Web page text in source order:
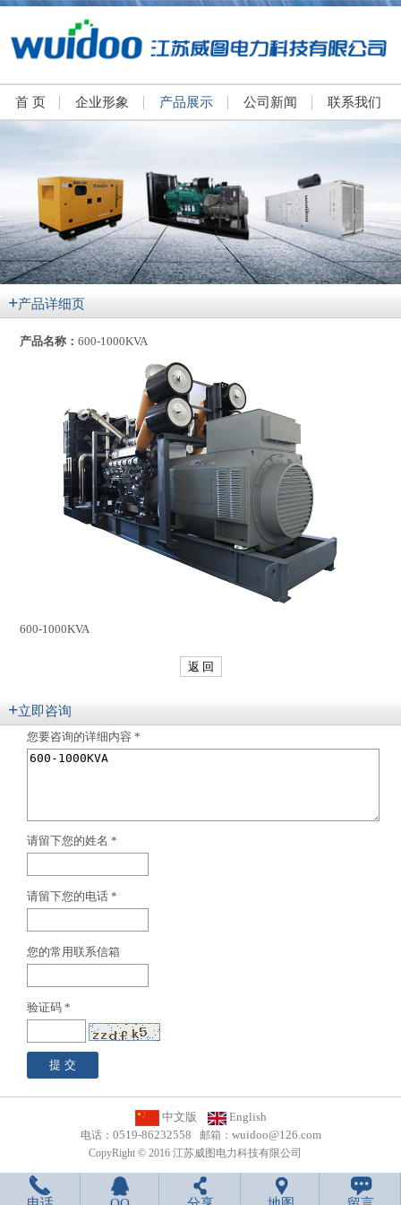
首 页 企业形象 产品展示 公司新闻 联系我们
+产品详细页
产品名称：600-1000KVA
600-1000KVA
返 回
+立即咨询
您要咨询的详细内容 *
请留下您的姓名 *
请留下您的电话 *
您的常用联系信箱
验证码 *
中文版 English
电话： 0519-86232558 邮箱： wuidoo@126.com
CopyRight © 2016 江苏威图电力科技有限公司